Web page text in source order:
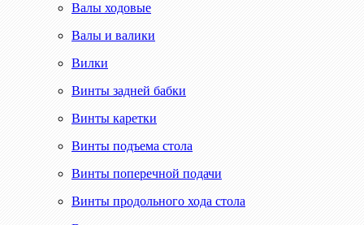
Валы ходовые
Валы и валики
Вилки
Винты задней бабки
Винты каретки
Винты подъема стола
Винты поперечной подачи
Винты продольного хода стола